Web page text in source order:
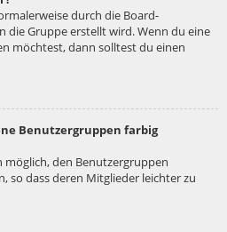
durch die Board-
die Gruppe erstellt wird. Wenn du eine
möchtest, dann solltest du einen
Benutzergruppen farbig
den Benutzergruppen
so dass deren Mitglieder leichter zu